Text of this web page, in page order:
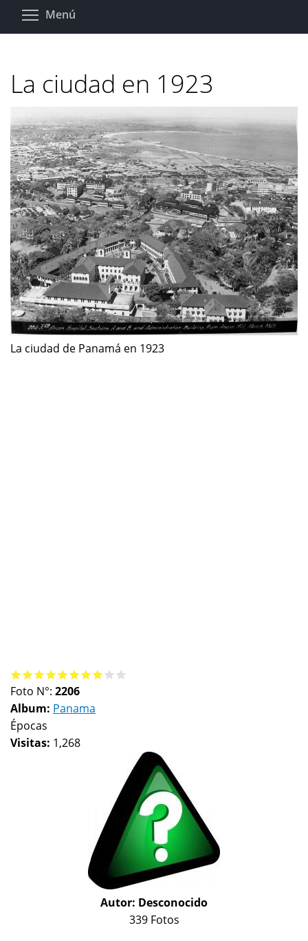
Pasar
Menú
La ciudad en 1923
La ciudad de Panamá en 1923
Foto N°: 2206
Album: Panama
Épocas
Visitas: 1,268
Autor: Desconocido
339 Fotos